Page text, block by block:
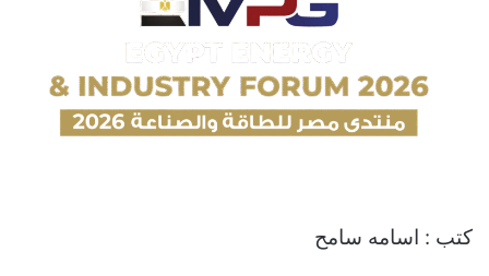
كتب : اسامه سامح